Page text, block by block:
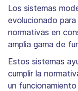
Los sistemas
evolucionado
normativas en
amplia gama de
Estos sistemas
cumplir la
un